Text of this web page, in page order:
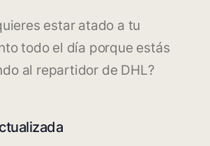
estar atado a tu
todo el día porque estás
al repartidor de DHL?